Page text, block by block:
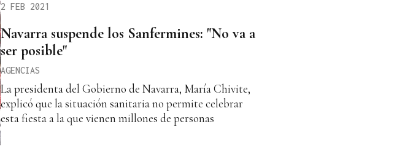
2 FEB 2021
Navarra suspende los Sanfermines: "No va a
ser posible"
AGENCIAS
La presidenta del Gobierno de Navarra, María Chivite,
explicó que la situación sanitaria no permite celebrar
esta fiesta a la que vienen millones de personas